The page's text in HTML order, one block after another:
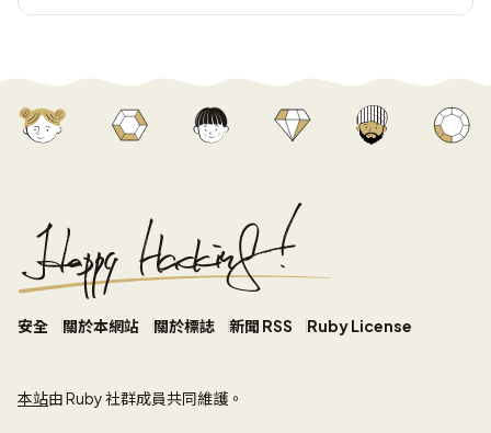
安全 關於本網站 關於標誌 新聞 RSS Ruby License
本站由 Ruby 社群成員共同維護。